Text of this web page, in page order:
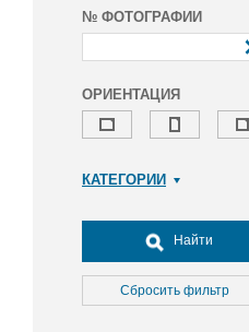
№ ФОТОГРАФИИ
ОРИЕНТАЦИЯ
КАТЕГОРИИ
Досуг, туризм и отдых
Культура
Медицина
Найти
Сбросить фильтр